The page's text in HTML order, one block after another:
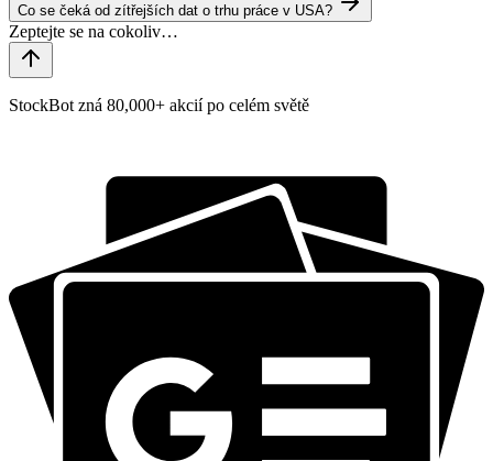
Co se čeká od zítřejších dat o trhu práce v USA?
StockBot zná 80,000+ akcií po celém světě